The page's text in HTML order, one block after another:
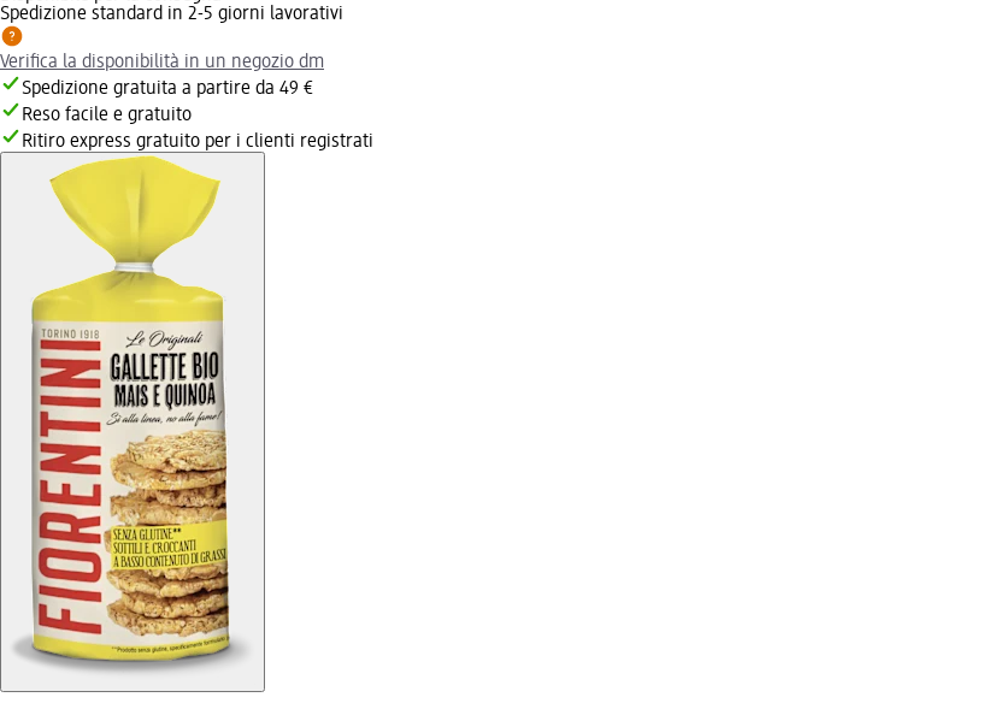
Spedizione standard in 2-5 giorni lavorativi
Verifica la disponibilità in un negozio dm
Spedizione gratuita a partire da 49 €
Reso facile e gratuito
Ritiro express gratuito per i clienti registrati